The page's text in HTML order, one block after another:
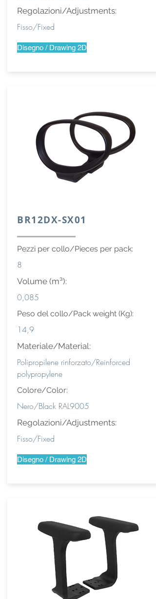
Regolazioni/Adjustments:
Fisso/Fixed
Disegno / Drawing 2D
BR12DX-SX01
Pezzi per collo/Pieces per pack:
8
Volume (m³):
0,085
Peso del collo/Pack weight (Kg):
14,9
Materiale/Material:
Polipropilene rinforzato/Reinforced
polypropylene
Colore/Color:
Nero/Black RAL9005
Regolazioni/Adjustments:
Fisso/Fixed
Disegno / Drawing 2D